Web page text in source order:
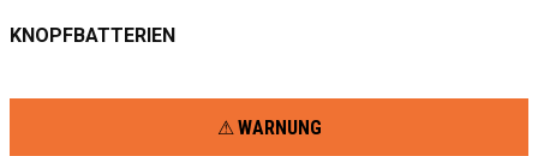
KNOPFBATTERIEN
WARNUNG